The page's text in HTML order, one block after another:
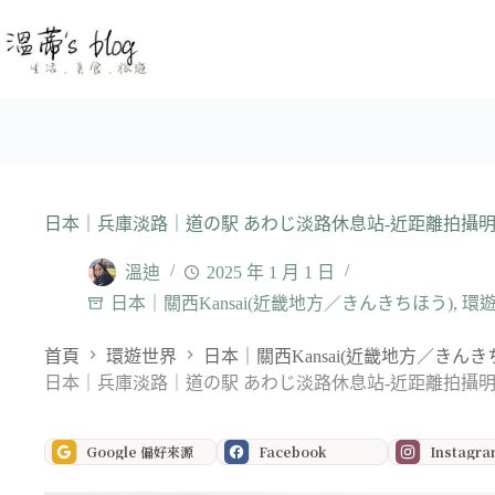
至
日本｜兵庫淡路｜道の駅 あわじ淡路休息站-近距離拍攝
溫迪
2025 年 1 月 1 日
日本｜關西Kansai(近畿地方／きんきちほう), 環
首頁 環遊世界
日本｜關西Kansai(近畿地方／きんき
日本｜兵庫淡路｜道の駅 あわじ淡路休息站-近距離拍攝
Google 偏好來源 Facebook